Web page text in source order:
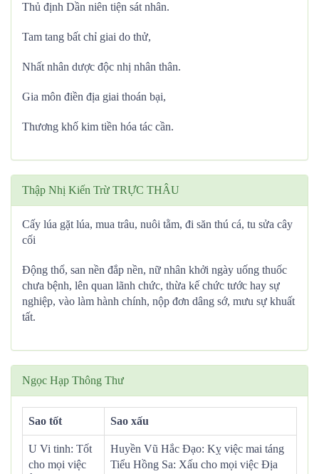
Thủ định Dần niên tiện sát nhân.
Tam tang bất chỉ giai do thử,
Nhất nhân dược độc nhị nhân thân.
Gia môn điền địa giai thoán bại,
Thương khố kim tiền hóa tác cần.
Thập Nhị Kiến Trừ TRỰC THÂU
Cấy lúa gặt lúa, mua trâu, nuôi tằm, đi săn thú cá, tu sửa cây
cối
Động thổ, san nền đắp nền, nữ nhân khởi ngày uống thuốc
chưa bệnh, lên quan lãnh chức, thừa kế chức tước hay sự
nghiệp, vào làm hành chính, nộp đơn dâng sớ, mưu sự khuất
tất.
Ngọc Hạp Thông Thư
Sao tốt Sao xấu
U Vi tinh: Tốt
cho mọi việc
Huyền Vũ Hắc Đạo: Kỵ việc mai táng
Tiểu Hồng Sa: Xấu cho mọi việc Địa